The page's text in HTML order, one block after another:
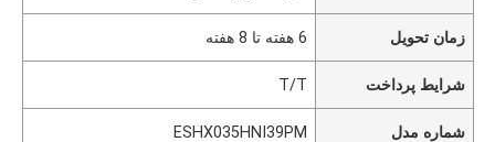
زمان تحویل 6 هفته تا 8 هفته
شرایط پرداخت T/T
شماره مدل ESHX035HNI39PM